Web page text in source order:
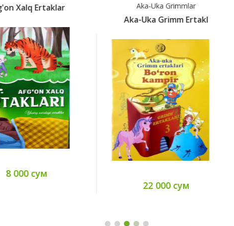
Aka-Uka Grimmlar Aka-Uka Grimmlar
Aka-Uka Grimm Ertakl
20 000 сум